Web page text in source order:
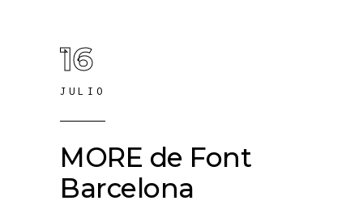
16
JULIO
MORE de Font
Barcelona